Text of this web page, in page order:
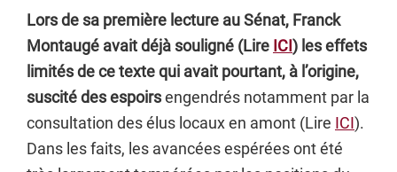
Lors de sa première lecture au Sénat, Franck
Montaugé avait déjà souligné (Lire ICI) les effets
limités de ce texte qui avait pourtant, à l’origine,
suscité des espoirsengendrés notamment par la
consultation des élus locaux en amont (Lire ICI).
Dans les faits, les avancées espérées ont été